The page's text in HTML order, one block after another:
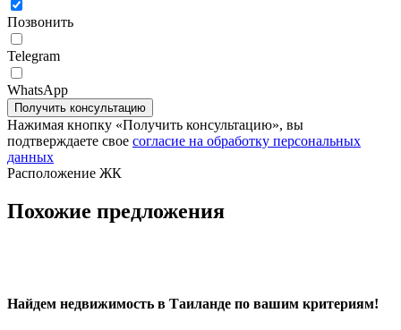
Позвонить
Telegram
WhatsApp
Нажимая кнопку «Получить консультацию», вы
подтверждаете свое согласие на обработку персональных
данных
Расположение ЖК
Вилла Тип А 450м2
Похожие предложения
Найдем недвижимость в Таиланде по вашим критериям!